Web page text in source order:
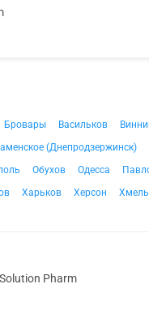
Бровары Васильков
(Днепродзержинск)
Обухов Одесса
Харьков Херсон
Pharm